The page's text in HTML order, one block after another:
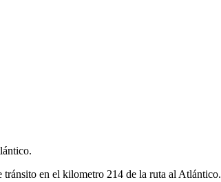
tránsito en el kilometro 214 de la ruta al Atlántico.